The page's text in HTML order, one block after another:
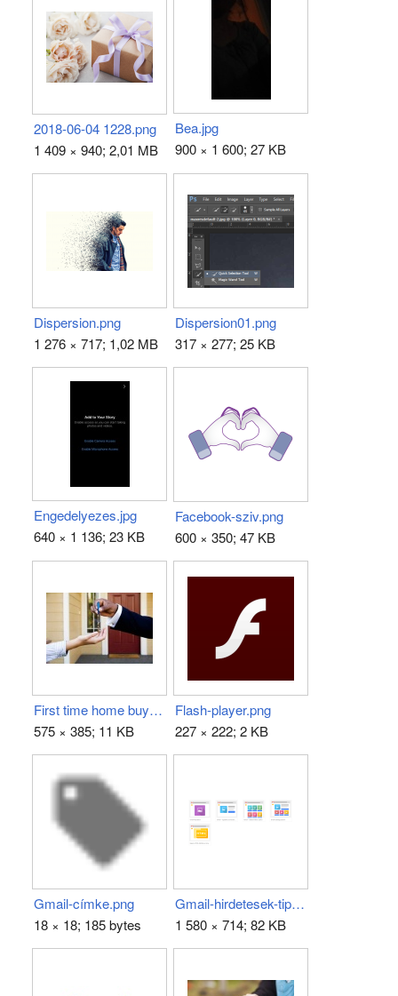
2018-06-04 1228.png
1 409 × 940; 2,01 MB
Bea.jpg
900 × 1 600; 27 KB
Dispersion.png
1 276 × 717; 1,02 MB
Dispersion01.png
317 × 277; 25 KB
Engedelyezes.jpg
640 × 1 136; 23 KB
Facebook-sziv.png
600 × 350; 47 KB
First time home buyer.jpg
575 × 385; 11 KB
Flash-player.png
227 × 222; 2 KB
Gmail-címke.png
18 × 18; 185 bytes
Gmail-hirdetesek-tipusai.png
1 580 × 714; 82 KB